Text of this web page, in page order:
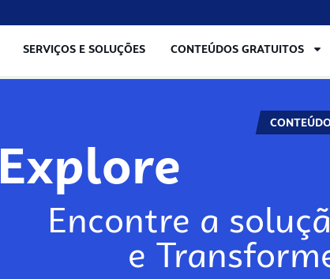
SERVIÇOS E SOLUÇÕES CONTEÚDOS GRATUITOS
Explore
Encontre a
e